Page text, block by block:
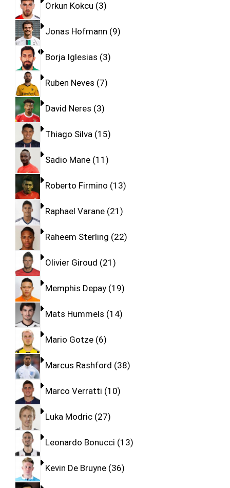
Orkun Kokcu 3
Jonas Hofmann 9
Borja Iglesias 3
Ruben Neves 7
David Neres 3
Thiago Silva 15
Sadio Mane 11
Roberto Firmino 13
Raphael Varane 21
Raheem Sterling 22
Olivier Giroud 21
Memphis Depay 19
Mats Hummels 14
Mario Gotze 6
Marcus Rashford 38
Marco Verratti 10
Luka Modric 27
Leonardo Bonucci 13
Kevin De Bruyne 36